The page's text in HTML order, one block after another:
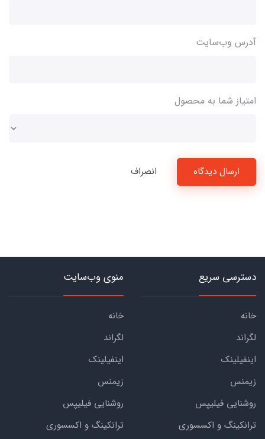
آدرس وب‌سایت
امتیاز شما به محصول
ارسال دیدگاه انصراف
دسترسی سریع
خانه
لگراند
اینفیلینک
زیمنس
روشنایی فیلیپس
ترانکینگ و اکسسوری
منوی وب‌سایت
خانه
لگراند
اینفیلینک
زیمنس
روشنایی فیلیپس
ترانکینگ و اکسسوری